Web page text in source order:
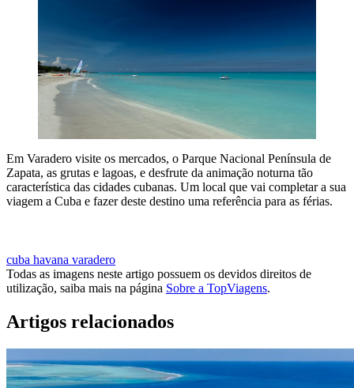
Em Varadero visite os mercados, o Parque Nacional Península de
Zapata, as grutas e lagoas, e desfrute da animação noturna tão
característica das cidades cubanas. Um local que vai completar a sua
viagem a Cuba e fazer deste destino uma referência para as férias.
cuba havana varadero
Todas as imagens neste artigo possuem os devidos direitos de
utilização, saiba mais na página Sobre a TopViagens.
Artigos relacionados